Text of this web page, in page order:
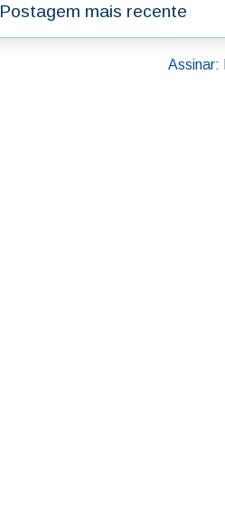
Postagem mais recente
Assinar: